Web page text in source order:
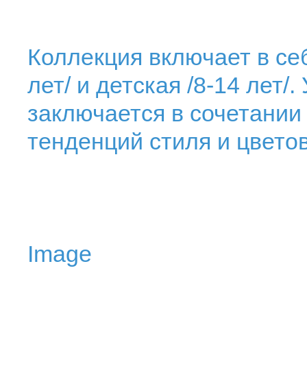
Коллекция включает в
лет/ и детская /8-14 лет/
заключается в
тенденций стиля и
Image